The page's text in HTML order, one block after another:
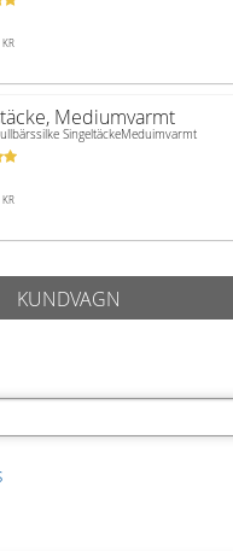
KR
Mediumvarmt
SingeltäckeMeduimvarmt
KR
KUNDVAGN